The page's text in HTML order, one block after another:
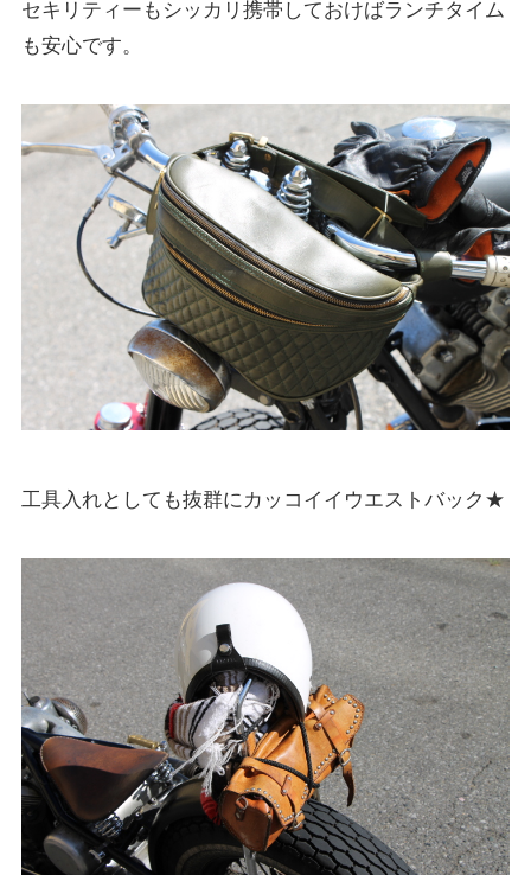
セキリティーもシッカリ携帯しておけばランチタイム
も安心です。
工具入れとしても抜群にカッコイイウエストバック★